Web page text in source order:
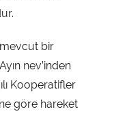
bir
nev’inden
Kooperatifler
göre hareket